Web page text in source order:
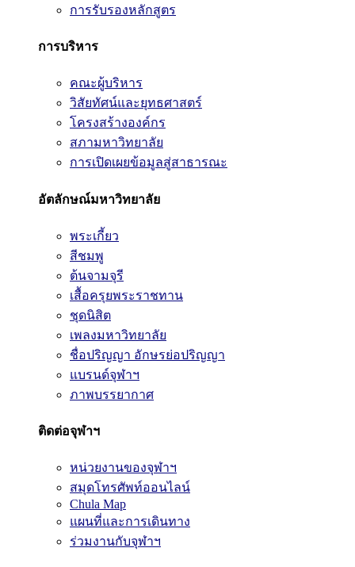
การรับรองหลักสูตร
การบริหาร
คณะผู้บริหาร
วิสัยทัศน์และยุทธศาสตร์
โครงสร้างองค์กร
สภามหาวิทยาลัย
การเปิดเผยข้อมูลสู่สาธารณะ
อัตลักษณ์มหาวิทยาลัย
พระเกี้ยว
สีชมพู
ต้นจามจุรี
เสื้อครุยพระราชทาน
ชุดนิสิต
เพลงมหาวิทยาลัย
ชื่อปริญญา อักษรย่อปริญญา
แบรนด์จุฬาฯ
ภาพบรรยากาศ
ติดต่อจุฬาฯ
หน่วยงานของจุฬาฯ
สมุดโทรศัพท์ออนไลน์
Chula Map
แผนที่และการเดินทาง
ร่วมงานกับจุฬาฯ